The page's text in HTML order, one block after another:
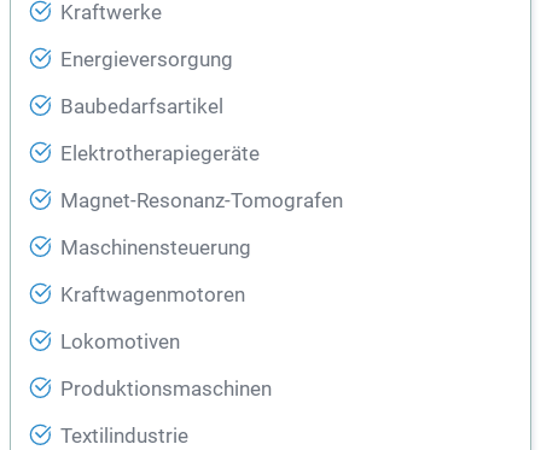
Kraftwerke
Energieversorgung
Baubedarfsartikel
Elektrotherapiegeräte
Magnet-Resonanz-Tomografen
Maschinensteuerung
Kraftwagenmotoren
Lokomotiven
Produktionsmaschinen
Textilindustrie